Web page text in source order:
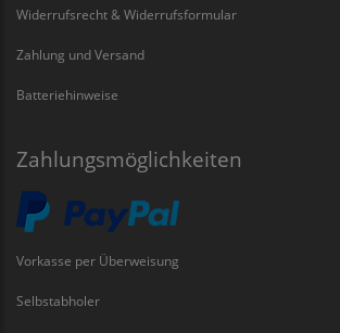
Widerrufsrecht & Widerrufsformular
Zahlung und Versand
Batteriehinweise
Zahlungsmöglichkeiten
Vorkasse per Überweisung
Selbstabholer